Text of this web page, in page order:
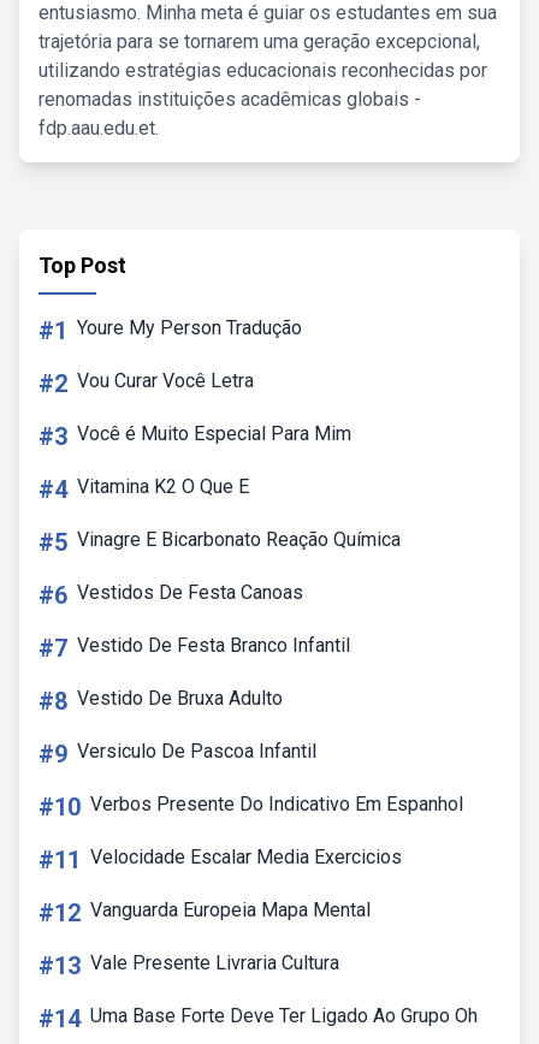
entusiasmo. Minha meta é guiar os estudantes em sua
trajetória para se tornarem uma geração excepcional,
utilizando estratégias educacionais reconhecidas por
renomadas instituições acadêmicas globais -
fdp.aau.edu.et.
Top Post
#1 Youre My Person Tradução
#2 Vou Curar Você Letra
#3 Você é Muito Especial Para Mim
#4 Vitamina K2 O Que E
#5 Vinagre E Bicarbonato Reação Química
#6 Vestidos De Festa Canoas
#7 Vestido De Festa Branco Infantil
#8 Vestido De Bruxa Adulto
#9 Versiculo De Pascoa Infantil
#10 Verbos Presente Do Indicativo Em Espanhol
#11 Velocidade Escalar Media Exercicios
#12 Vanguarda Europeia Mapa Mental
#13 Vale Presente Livraria Cultura
#14 Uma Base Forte Deve Ter Ligado Ao Grupo Oh